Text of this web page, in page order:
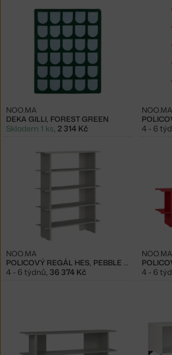
DEKA GILLI, FOREST GREEN
NOO.MA
Skladem 1 ks, 2 314 Kč
NOO.MA
4 - 6
POLICOVÝ REGÁL HES, PEBBLE GREY
NOO.MA
4 - 6 týdnů, 36 374 Kč
NOO.MA
4 - 6